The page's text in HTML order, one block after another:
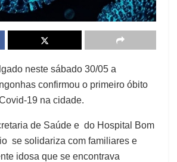
neste sábado 30/05 a
confirmou o primeiro óbito
19 na cidade.
de Saúde e do Hospital Bom
se solidariza com familiares e
idosa que se encontrava